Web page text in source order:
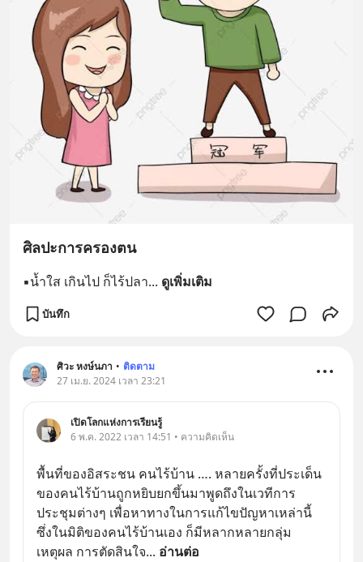
ศิลปะการครองตน
▪︎น้ำใส เกินไป ก็ไร้ปลา... ดูเพิ่มเติม
บันทึก
ศิวะ หงษ์นภา • ติดตาม
27 เม.ย. 2024 เวลา 23:21
เปิดโลกแห่งการเรียนรู้
6 พ.ค. 2022 เวลา 14:51 • ความคิดเห็น
พื้นที่ของอิสระชน คนไร้บ้าน …. หลายครั้งที่ประเด็น
ของคนไร้บ้านถูกหยิบยกขึ้นมาพูดถึงในเวทีการ
ประชุมต่างๆ เพื่อหาทางในการแก้ไขปัญหาเหล่านี้
ซึ่งในมิติของคนไร้บ้านเอง ก็มีหลากหลายกลุ่ม
เหตุผล การตัดสินใจ... อ่านต่อ